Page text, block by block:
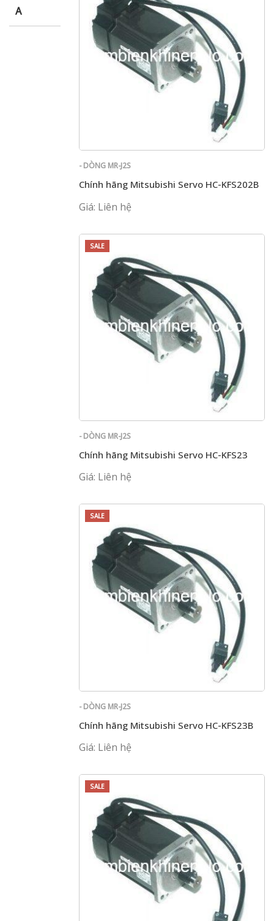
A
- DÒNG MR-J2S
Chính hãng Mitsubishi Servo HC-KFS202B
Giá: Liên hệ
SALE
- DÒNG MR-J2S
Chính hãng Mitsubishi Servo HC-KFS23
Giá: Liên hệ
SALE
- DÒNG MR-J2S
Chính hãng Mitsubishi Servo HC-KFS23B
Giá: Liên hệ
SALE